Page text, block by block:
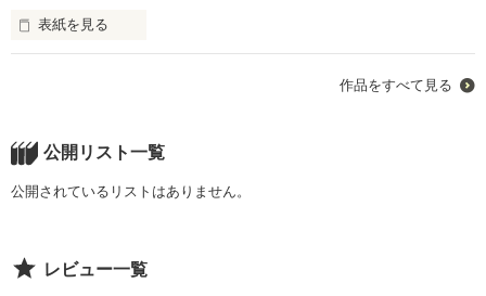
表紙を見る
作品をすべて見る
公開リスト一覧
公開されているリストはありません。
レビュー一覧